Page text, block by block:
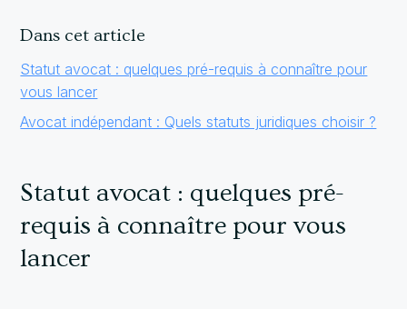
Dans cet article
Statut avocat : quelques pré-requis à connaître pour
vous lancer
Avocat indépendant : Quels statuts juridiques choisir ?
Statut avocat : quelques pré-
requis à connaître pour vous
lancer